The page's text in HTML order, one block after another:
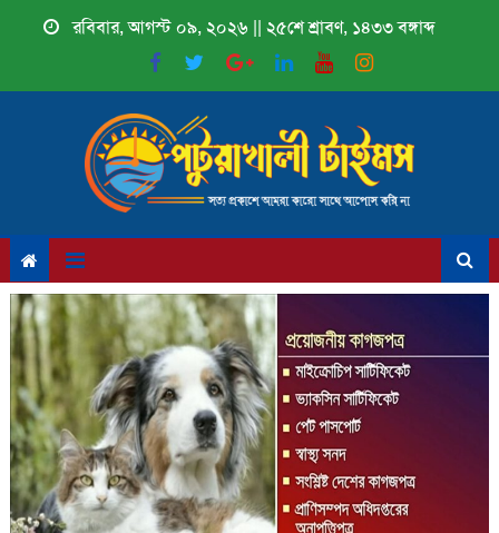
রবিবার, আগস্ট ০৯, ২০২৬ || ২৫শে শ্রাবণ, ১৪৩৩ বঙ্গাব্দ